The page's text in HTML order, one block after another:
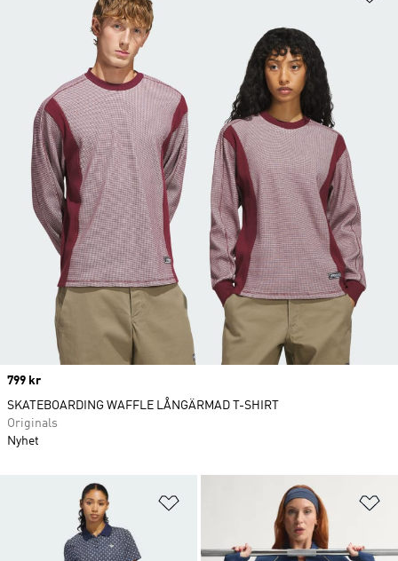
Lägg till på önskelistan
Price
799 kr
SKATEBOARDING WAFFLE LÅNGÄRMAD T-SHIRT
Originals
Nyhet